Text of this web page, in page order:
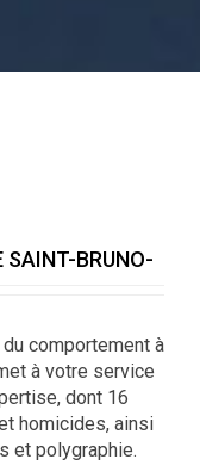
SAINT-BRUNO-
comportement à
à votre service
dont 16
homicides, ainsi
et polygraphie.